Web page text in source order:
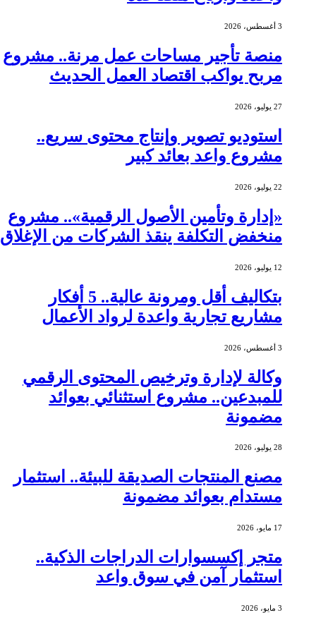
3 أغسطس، 2026
منصة تأجير مساحات عمل مرنة.. مشروع
مربح يواكب اقتصاد العمل الحديث
27 يوليو، 2026
استوديو تصوير وإنتاج محتوى سريع..
مشروع واعد بعائد كبير
22 يوليو، 2026
«إدارة وتأمين الأصول الرقمية».. مشروع
منخفض التكلفة ينقذ الشركات من الإغلاق
12 يوليو، 2026
بتكاليف أقل ومرونة عالية.. 5 أفكار
مشاريع تجارية واعدة لرواد الأعمال
3 أغسطس، 2026
وكالة لإدارة وترخيص المحتوى الرقمي
للمبدعين.. مشروع استثنائي بعوائد
مضمونة
28 يوليو، 2026
مصنع المنتجات الصديقة للبيئة.. استثمار
مستدام بعوائد مضمونة
17 مايو، 2026
متجر إكسسوارات الدراجات الذكية..
استثمار آمن في سوق واعد
3 مايو، 2026